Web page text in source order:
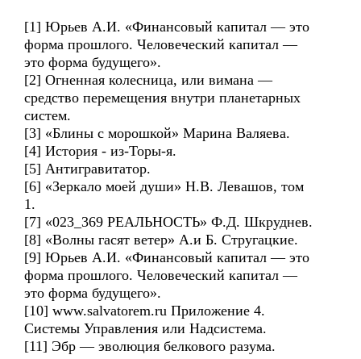
[1] Юрьев А.И. «Финансовый капитал — это
форма прошлого. Человеческий капитал —
это форма будущего».
[2] Огненная колесница, или вимана —
средство перемещения внутри планетарных
систем.
[3] «Блины с морошкой» Марина Валяева.
[4] История - из-Торы-я.
[5] Антигравитатор.
[6] «Зеркало моей души» Н.В. Левашов, том
1.
[7] «023_369 РЕАЛЬНОСТЬ» Ф.Д. Шкруднев.
[8] «Волны гасят ветер» А.и Б. Стругацкие.
[9] Юрьев А.И. «Финансовый капитал — это
форма прошлого. Человеческий капитал —
это форма будущего».
[10] www.salvatorem.ru Приложение 4.
Системы Управления или Надсистема.
[11] Эбр — эволюция белкового разума.